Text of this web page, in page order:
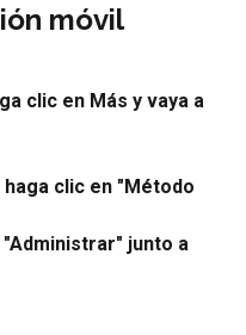
móvil
clic en Más y vaya a
clic en "Método
"Administrar" junto a